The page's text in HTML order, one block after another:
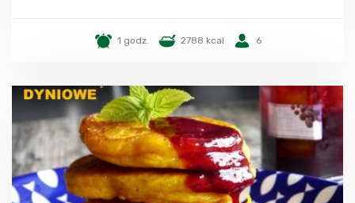
1 godz. 2788 kcal 6